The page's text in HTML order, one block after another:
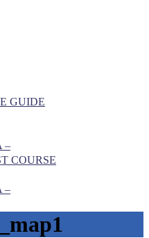
GUIDE
–
COURSE
–